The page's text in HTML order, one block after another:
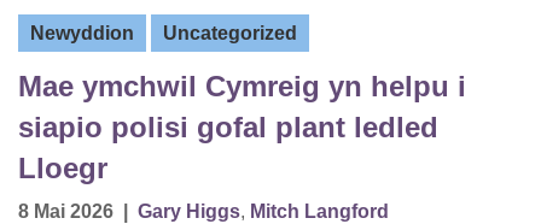
Newyddion Uncategorized
Mae ymchwil Cymreig yn helpu i
siapio polisi gofal plant ledled
Lloegr
8 Mai 2026 Gary Higgs, Mitch Langford